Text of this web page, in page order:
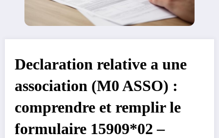
Declaration relative a une
association (M0 ASSO) :
comprendre et remplir le
formulaire 15909*02 –